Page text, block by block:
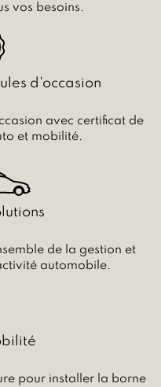
vos besoins.
d'occasion
avec certificat de
et mobilité.
de la gestion et
automobile.
pour installer la borne